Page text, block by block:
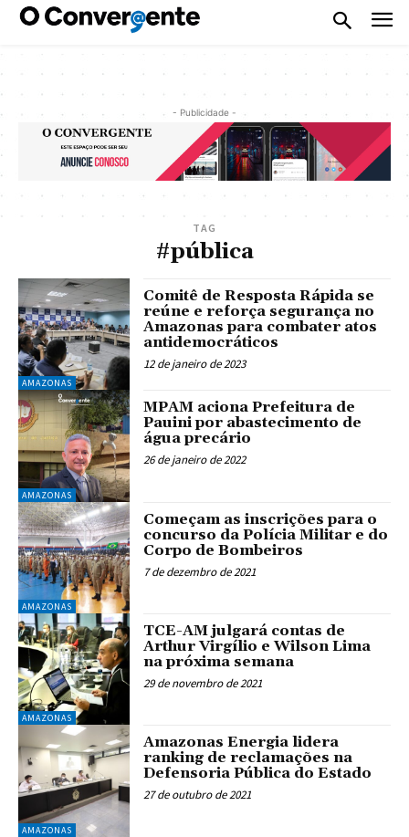
- Publicidade -
TAG
#pública
AMAZONAS
Comitê de Resposta Rápida se
reúne e reforça segurança no
Amazonas para combater atos
antidemocráticos
12 de janeiro de 2023
AMAZONAS
MPAM aciona Prefeitura de
Pauini por abastecimento de
água precário
26 de janeiro de 2022
AMAZONAS
Começam as inscrições para o
concurso da Polícia Militar e do
Corpo de Bombeiros
7 de dezembro de 2021
AMAZONAS
TCE-AM julgará contas de
Arthur Virgílio e Wilson Lima
na próxima semana
29 de novembro de 2021
AMAZONAS
Amazonas Energia lidera
ranking de reclamações na
Defensoria Pública do Estado
27 de outubro de 2021